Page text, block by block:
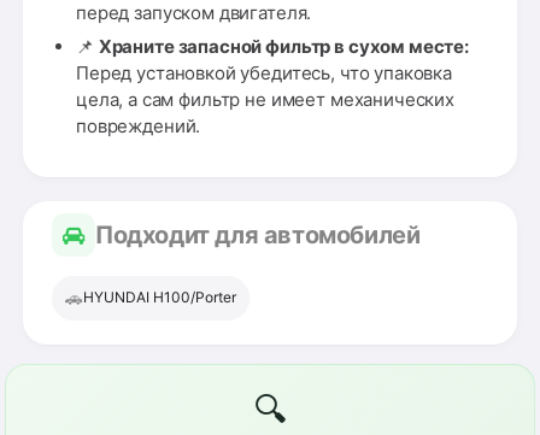
перед запуском двигателя.
📌 Храните запасной фильтр в сухом месте:
Перед установкой убедитесь, что упаковка
цела, а сам фильтр не имеет механических
повреждений.
Подходит для автомобилей
🚗HYUNDAI H100/Porter
🔍